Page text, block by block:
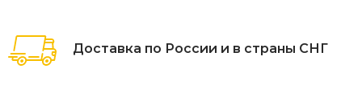
Доставка по России и в страны СНГ